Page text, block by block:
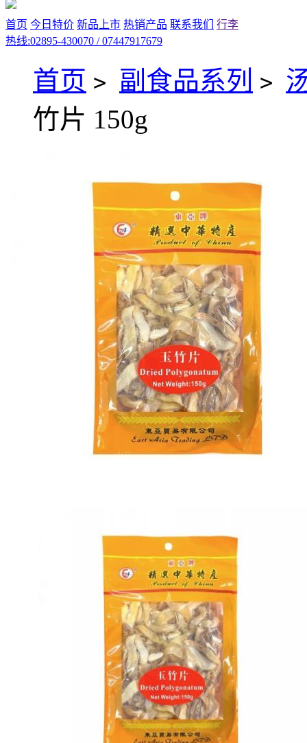
首页 今日特价 新品上市 热销产品 联系我们
行李
热线:02895-430070 / 07447917679
首页 > 副食品系列 >
竹片 150g